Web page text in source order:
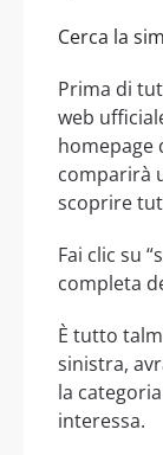
Cerca la
Prima di
web
homepage
comparirà
scoprire
Fai clic su
completa
È tutto
sinistra,
la
interessa.